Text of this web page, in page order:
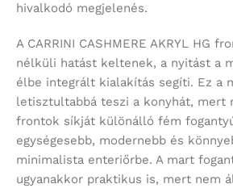
hivalkodó megjelenés.
A CARRINI CASHMERE AKRYL HG
nélküli hatást keltenek, a nyitást a
élbe integrált kialakítás segíti. Ez a
letisztultabbá teszi a konyhát, mert
frontok síkját különálló fém
egységesebb, modernebb és
minimalista enteriőrbe. A mart
ugyanakkor praktikus is, mert nem